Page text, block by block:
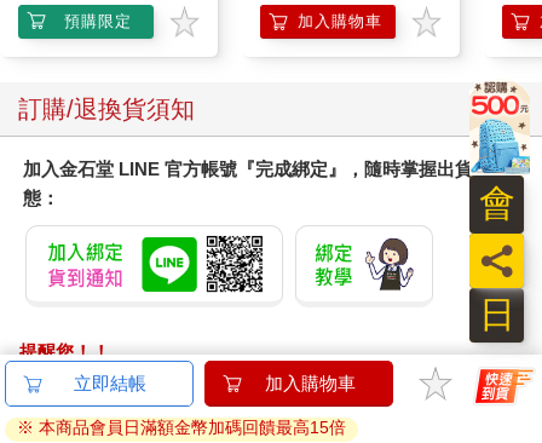
預購限定 加入購物車
訂購/退換貨須知
加入金石堂 LINE 官方帳號『完成綁定』，隨時掌握出貨動
態：
提醒您！！
金石堂及銀行均不會請您操作ATM! 如接獲電話要求您前往
ATM提款機，請不要聽從指示，以免受騙上當！
立即結帳 加入購物車
※ 本商品會員日滿額金幣加碼回饋最高15倍
日
員
會